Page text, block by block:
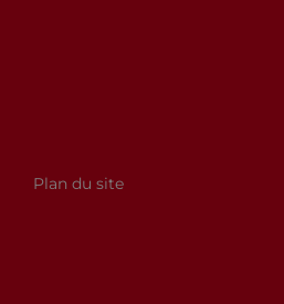
Plan du site